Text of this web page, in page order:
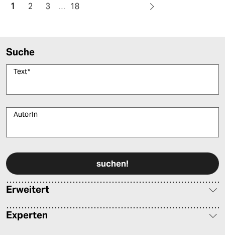
1 2 3 … 18
Suche
Text*
AutorIn
Erweitert
Experten